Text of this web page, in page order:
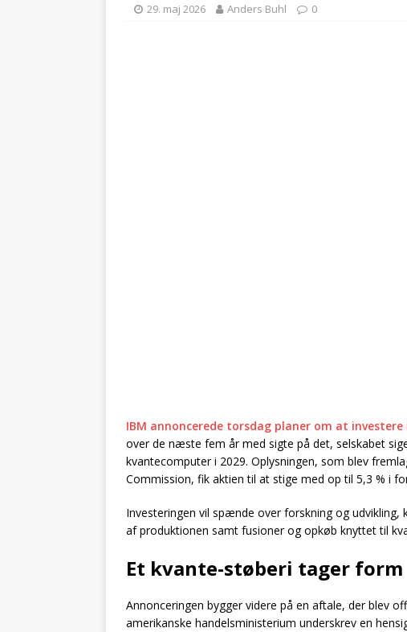
29. maj 2026 Anders Buhl 0
IBM annoncerede torsdag planer om at
over de næste fem år med sigte på det, selskabet
kvantecomputer i 2029. Oplysningen, som blev
Commission, fik aktien til at stige med op til 5,3 % i
Investeringen vil spænde over forskning og
af produktionen samt fusioner og opkøb knyttet til
Et kvante-støberi tager form
Annonceringen bygger videre på en aftale, der blev
amerikanske handelsministerium underskrev en